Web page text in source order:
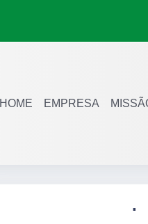
HOME EMPRESA
.